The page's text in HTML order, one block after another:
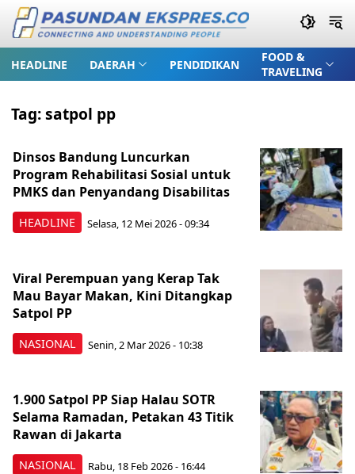
HEADLINE DAERAH PENDIDIKAN
FOOD &
TRAVELING
Tag:satpol pp
HEADLINE
Dinsos Bandung Luncurkan
Program Rehabilitasi Sosial untuk
PMKS dan Penyandang Disabilitas
Selasa, 12 Mei 2026 - 09:34
NASIONAL
Viral Perempuan yang Kerap Tak
Mau Bayar Makan, Kini Ditangkap
Satpol PP
Senin, 2 Mar 2026 - 10:38
NASIONAL
1.900 Satpol PP Siap Halau SOTR
Selama Ramadan, Petakan 43 Titik
Rawan di Jakarta
Rabu, 18 Feb 2026 - 16:44